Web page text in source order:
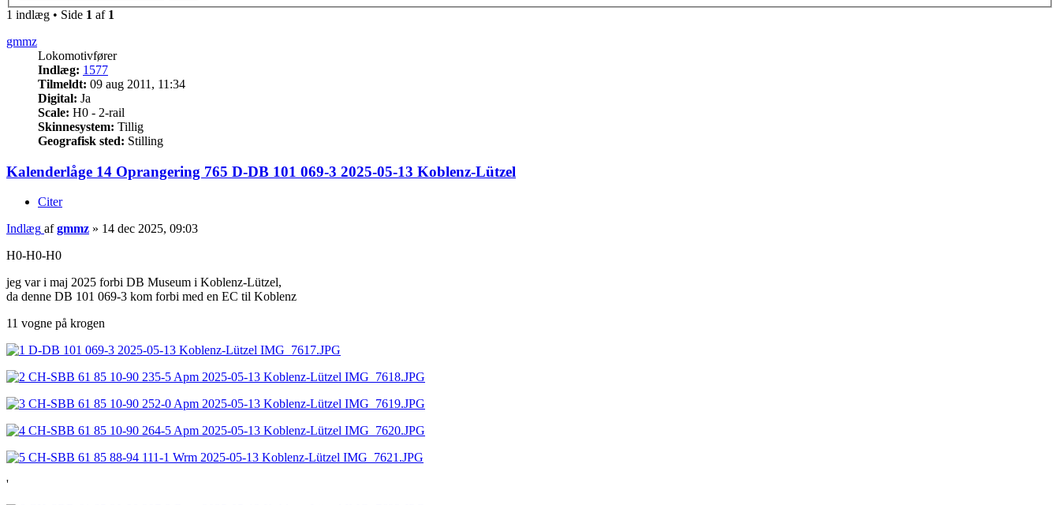
1 indlæg • Side 1 af 1
gmmz
Lokomotivfører
Indlæg: 1577
Tilmeldt: 09 aug 2011, 11:34
Digital: Ja
Scale: H0 - 2-rail
Skinnesystem: Tillig
Geografisk sted: Stilling
Kalenderlåge 14 Oprangering 765 D-DB 101 069-3 2025-05-13 Koblenz-Lützel
Citer
Indlæg afgmmz » 14 dec 2025, 09:03
H0-H0-H0
jeg var i maj 2025 forbi DB Museum i Koblenz-Lützel,
da denne DB 101 069-3 kom forbi med en EC til Koblenz
11 vogne på krogen
'